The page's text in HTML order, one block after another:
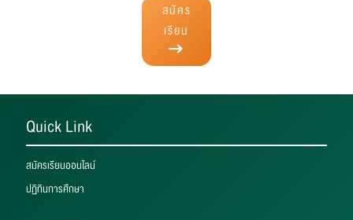
สมัคร
เรียน
Quick Link
สมัครเรียนออนไลน์
ปฏิทินการศึกษา